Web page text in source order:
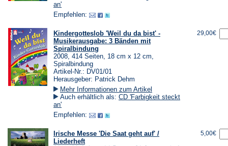
an'
Empfehlen:
Kindergotteslob 'Weil du da bist' -
Musikerausgabe: 3 Bänden mit
Spiralbindung
2008, 414 Seiten, 18 cm x 12 cm,
Spiralbindung
Artikel-Nr.: DV01/01
Herausgeber: Patrick Dehm
Mehr Informationen zum Artikel
Auch erhältlich als: CD 'Farbigkeit steckt
an'
Empfehlen:
29,00€
Irische Messe 'Die Saat geht auf' /
Liederheft
5,00€